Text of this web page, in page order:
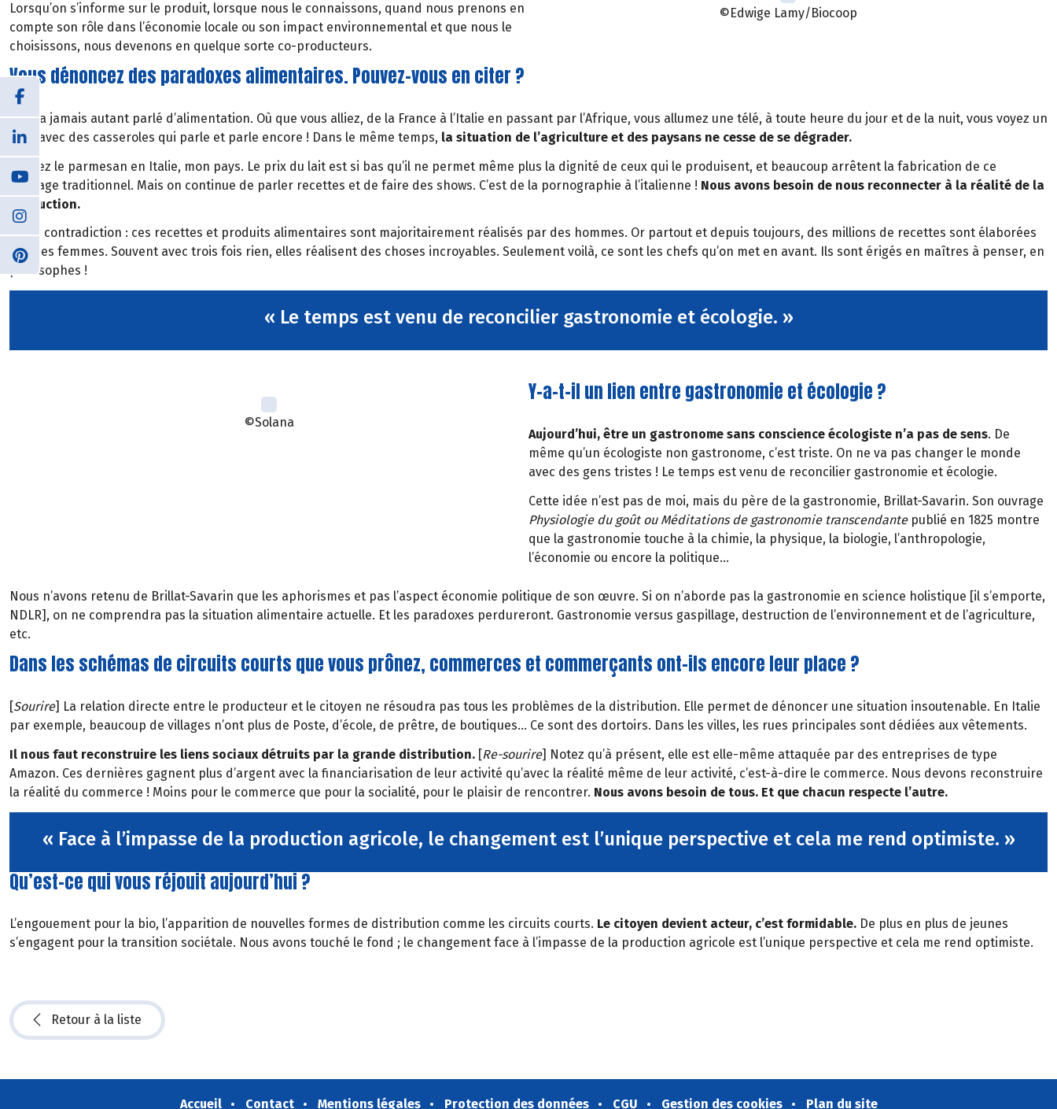
Lorsqu’on s’informe sur le produit, lorsque nous le connaissons, quand nous prenons en
compte son rôle dans l’économie locale ou son impact environnemental et que nous le
choisissons, nous devenons en quelque sorte co-producteurs.
©Edwige Lamy/Biocoop
Vous dénoncez des paradoxes alimentaires. Pouvez-vous en citer ?
On n’a jamais autant parlé d’alimentation. Où que vous alliez, de la France à l’Italie en passant par l’Afrique, vous allumez une télé, à toute heure du jour et de la nuit, vous voyez un
chef avec des casseroles qui parle et parle encore ! Dans le même temps, la situation de l’agriculture et des paysans ne cesse de se dégrader.
Prenez le parmesan en Italie, mon pays. Le prix du lait est si bas qu’il ne permet même plus la dignité de ceux qui le produisent, et beaucoup arrêtent la fabrication de ce
fromage traditionnel. Mais on continue de parler recettes et de faire des shows. C’est de la pornographie à l’italienne ! Nous avons besoin de nous reconnecter à la réalité de la
production.
Autre contradiction : ces recettes et produits alimentaires sont majoritairement réalisés par des hommes. Or partout et depuis toujours, des millions de recettes sont élaborées
par des femmes. Souvent avec trois fois rien, elles réalisent des choses incroyables. Seulement voilà, ce sont les chefs qu’on met en avant. Ils sont érigés en maîtres à penser, en
philosophes !
« Le temps est venu de reconcilier gastronomie et écologie. »
©Solana
Y-a-t-il un lien entre gastronomie et écologie ?
Aujourd’hui, être un gastronome sans conscience écologiste n’a pas de sens. De
même qu’un écologiste non gastronome, c’est triste. On ne va pas changer le monde
avec des gens tristes ! Le temps est venu de reconcilier gastronomie et écologie.
Cette idée n’est pas de moi, mais du père de la gastronomie, Brillat-Savarin. Son ouvrage
Physiologie du goût ou Méditations de gastronomie transcendantepublié en 1825 montre
que la gastronomie touche à la chimie, la physique, la biologie, l’anthropologie,
l’économie ou encore la politique…
Nous n’avons retenu de Brillat-Savarin que les aphorismes et pas l’aspect économie politique de son œuvre. Si on n’aborde pas la gastronomie en science holistique [il s’emporte,
NDLR], on ne comprendra pas la situation alimentaire actuelle. Et les paradoxes perdureront. Gastronomie versus gaspillage, destruction de l’environnement et de l’agriculture,
etc.
Dans les schémas de circuits courts que vous prônez, commerces et commerçants ont-ils encore leur place ?
[Sourire] La relation directe entre le producteur et le citoyen ne résoudra pas tous les problèmes de la distribution. Elle permet de dénoncer une situation insoutenable. En Italie
par exemple, beaucoup de villages n’ont plus de Poste, d’école, de prêtre, de boutiques… Ce sont des dortoirs. Dans les villes, les rues principales sont dédiées aux vêtements.
Il nous faut reconstruire les liens sociaux détruits par la grande distribution. [Re-sourire] Notez qu’à présent, elle est elle-même attaquée par des entreprises de type
Amazon. Ces dernières gagnent plus d’argent avec la financiarisation de leur activité qu’avec la réalité même de leur activité, c’est-à-dire le commerce. Nous devons reconstruire
la réalité du commerce ! Moins pour le commerce que pour la socialité, pour le plaisir de rencontrer. Nous avons besoin de tous. Et que chacun respecte l’autre.
« Face à l’impasse de la production agricole, le changement est l’unique perspective et cela me rend optimiste. »
Qu’est-ce qui vous réjouit aujourd’hui ?
L’engouement pour la bio, l’apparition de nouvelles formes de distribution comme les circuits courts. Le citoyen devient acteur, c’est formidable. De plus en plus de jeunes
s’engagent pour la transition sociétale. Nous avons touché le fond ; le changement face à l’impasse de la production agricole est l’unique perspective et cela me rend optimiste.
Retour à la liste
Accueil Contact Mentions légales Protection des données CGU Gestion des cookies Plan du site